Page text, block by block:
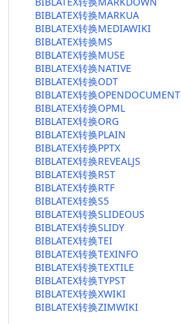
BIBLATEX转换MARKUA
BIBLATEX转换MEDIAWIKI
BIBLATEX转换MS
BIBLATEX转换MUSE
BIBLATEX转换NATIVE
BIBLATEX转换ODT
BIBLATEX转换OPENDOCUMENT
BIBLATEX转换OPML
BIBLATEX转换ORG
BIBLATEX转换PLAIN
BIBLATEX转换PPTX
BIBLATEX转换REVEALJS
BIBLATEX转换RST
BIBLATEX转换RTF
BIBLATEX转换S5
BIBLATEX转换SLIDEOUS
BIBLATEX转换SLIDY
BIBLATEX转换TEI
BIBLATEX转换TEXINFO
BIBLATEX转换TEXTILE
BIBLATEX转换TYPST
BIBLATEX转换XWIKI
BIBLATEX转换ZIMWIKI